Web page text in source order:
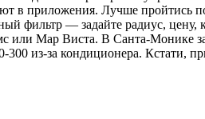
в приложения. Лучше пройтись
фильтр — задайте радиус,
Мар Виста. В Санта-Монике
300 из-за кондиционера. Кстати,